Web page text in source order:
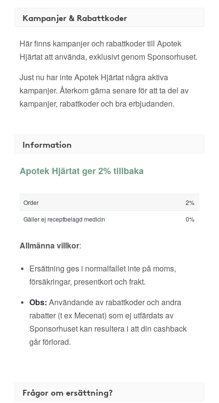
Kampanjer & Rabattkoder
Här finns kampanjer och rabattkoder till Apotek
Hjärtat att använda, exklusivt genom Sponsorhuset.
Just nu har inte Apotek Hjärtat några aktiva
kampanjer. Återkom gärna senare för att ta del av
kampanjer, rabattkoder och bra erbjudanden.
Information
Apotek Hjärtat ger 2% tillbaka
Order
2%
Gäller ej receptbelagd medicin
0%
Allmänna villkor:
Ersättning ges i normalfallet inte på moms,
försäkringar, presentkort och frakt.
Obs: Användande av rabattkoder och andra
rabatter (t ex Mecenat) som ej utfärdats av
Sponsorhuset kan resultera i att din cashback
går förlorad.
Frågor om ersättning?